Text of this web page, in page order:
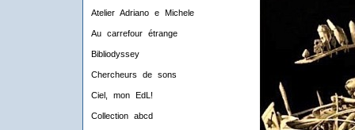
Atelier Adriano e Michele
Au carrefour étrange
Bibliodyssey
Chercheurs de sons
Ciel, mon EdL!
Collection abcd